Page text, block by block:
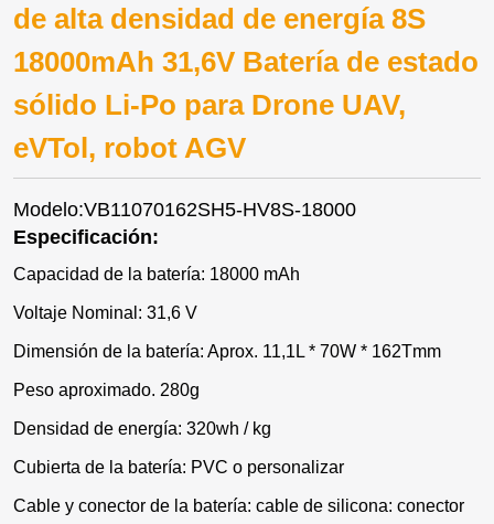
de alta densidad de energía 8S
18000mAh 31,6V Batería de estado
sólido Li-Po para Drone UAV,
eVTol, robot AGV
Modelo:VB11070162SH5-HV8S-18000
Especificación:
Capacidad de la batería: 18000 mAh
Voltaje Nominal: 31,6 V
Dimensión de la batería: Aprox. 11,1L * 70W * 162Tmm
Peso aproximado. 280g
Densidad de energía: 320wh / kg
Cubierta de la batería: PVC o personalizar
Cable y conector de la batería: cable de silicona: conector